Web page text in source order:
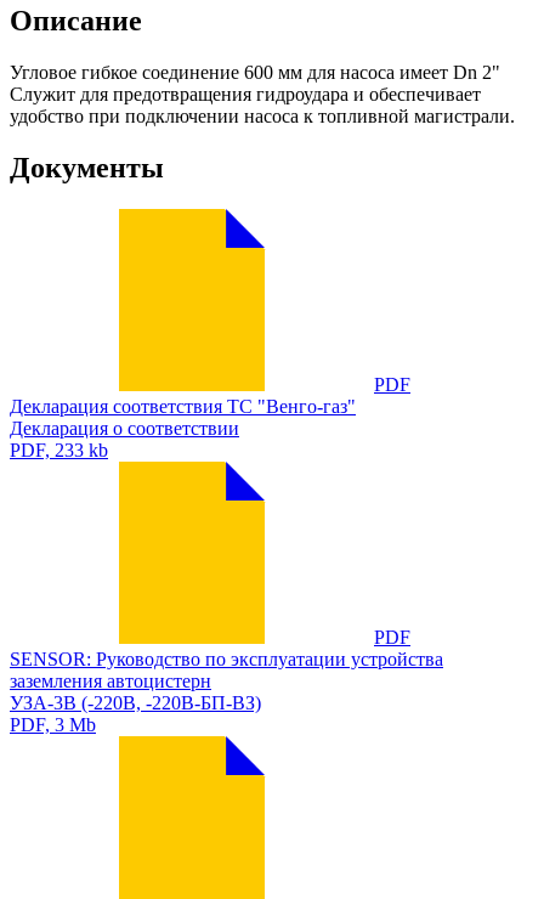
Описание
Угловое гибкое соединение 600 мм для насоса имеет Dn 2"
Служит для предотвращения гидроудара и обеспечивает
удобство при подключении насоса к топливной магистрали.
Документы
PDF
Декларация соответствия ТС "Венго-газ"
Декларация о соответствии
PDF, 233 kb
PDF
SENSOR: Руководство по эксплуатации устройства
заземления автоцистерн
УЗА-3В (-220В, -220В-БП-ВЗ)
PDF, 3 Mb